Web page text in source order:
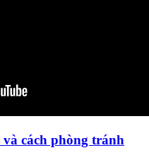
cách phòng tránh